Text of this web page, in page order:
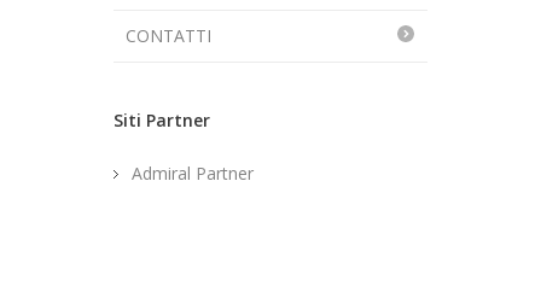
CONTATTI
Siti Partner
Admiral Partner